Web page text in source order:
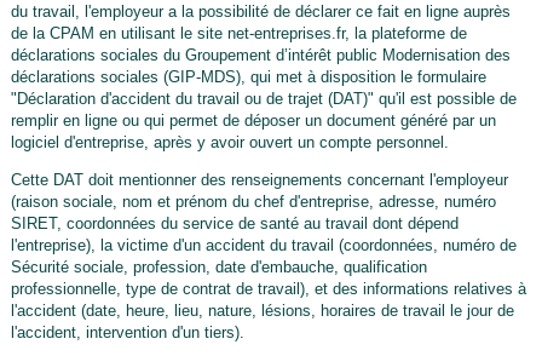
du travail, l'employeur a la possibilité de déclarer ce fait en ligne auprès
de la CPAM en utilisant le site net-entreprises.fr, la plateforme de
déclarations sociales du Groupement d’intérêt public Modernisation des
déclarations sociales (GIP-MDS), qui met à disposition le formulaire
"Déclaration d'accident du travail ou de trajet (DAT)" qu'il est possible de
remplir en ligne ou qui permet de déposer un document généré par un
logiciel d'entreprise, après y avoir ouvert un compte personnel.
Cette DAT doit mentionner des renseignements concernant l'employeur
(raison sociale, nom et prénom du chef d'entreprise, adresse, numéro
SIRET, coordonnées du service de santé au travail dont dépend
l'entreprise), la victime d'un accident du travail (coordonnées, numéro de
Sécurité sociale, profession, date d'embauche, qualification
professionnelle, type de contrat de travail), et des informations relatives à
l'accident (date, heure, lieu, nature, lésions, horaires de travail le jour de
l'accident, intervention d'un tiers).